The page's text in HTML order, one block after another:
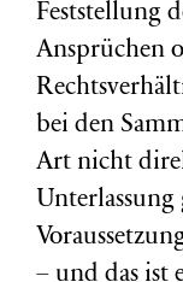
Feststellung
Ansprüchen
bei den
Art nicht
– und das ist